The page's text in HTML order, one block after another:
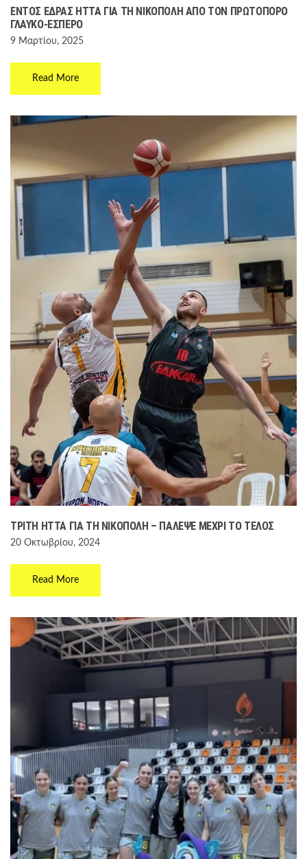
ΕΝΤΌΣ ΈΔΡΑΣ ΉΤΤΑ ΓΙΑ ΤΗ ΝΙΚΌΠΟΛΗ ΑΠΌ ΤΟΝ ΠΡΩΤΟΠΌΡΟ
ΓΛΑΎΚΟ-ΈΣΠΕΡΟ
9 Μαρτίου, 2025
Read More
ΤΡΊΤΗ ΉΤΤΑ ΓΙΑ ΤΗ ΝΙΚΌΠΟΛΗ – ΠΆΛΕΨΕ ΜΈΧΡΙ ΤΟ ΤΈΛΟΣ
20 Οκτωβρίου, 2024
Read More